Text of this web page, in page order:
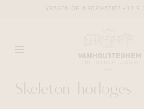
Skeleton horloges